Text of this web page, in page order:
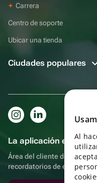
Carrera
Centro de soporte
Ubicar una tienda
Ciudades populares
La aplicación es aún
Área del cliente del
recordatorios de eventos
Al